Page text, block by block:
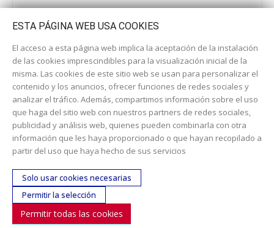
Dirección:c/ Cercedilla nº 14, 28925 Alcorcón
Email:contacta aquí
Teléfono:913519435
SÍGUENOS
ESTA PÁGINA WEB USA COOKIES
El acceso a esta página web implica la aceptación de la instalación
de las cookies imprescindibles para la visualización inicial de la
misma. Las cookies de este sitio web se usan para personalizar el
contenido y los anuncios, ofrecer funciones de redes sociales y
analizar el tráfico. Además, compartimos información sobre el uso
que haga del sitio web con nuestros partners de redes sociales,
publicidad y análisis web, quienes pueden combinarla con otra
información que les haya proporcionado o que hayan recopilado a
partir del uso que haya hecho de sus servicios
Solo usar cookies necesarias
Permitir la selección
Permitir todas las cookies